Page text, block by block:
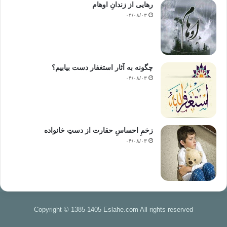
« وَإِلَى عَادٍ أَخَاهُمْ هُوداً » [3]
« به سوی قوم عاد، برادرشان هود را فرستادیم.»
« وَإِلَى ثَمُودَ أَخَاهُمْ صَالِحاً »[4]
« و به سوی قوم ثمود، برادرشان صالح را فرستادیم.»
« وَإِلَى مَدْيَنَ أَخَاهُمْ شُعَيْباً »
« و به سوی مدین، برادرشان شعیب را فرستادیم.»
« ‏ كَذَّبَتْ قَوْمُ نُوحٍ الْمُرْسَلِينَ ‏ إِذْ قَالَ لَهُمْ أَخُوهُمْ نُوحٌ أَلَا تَتَّقُونَ ‏»
رهایی از زندانِ اوهام
۰۴/۰۸/۰۳
چگونه به آثار استغفار دست بیابیم؟
۰۴/۰۸/۰۳
زخمِ احساسِ حقارت از دستِ خانواده
۰۴/۰۸/۰۳
Copyright © 1385-1405 Eslahe.com All rights reserved